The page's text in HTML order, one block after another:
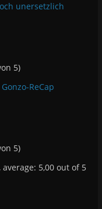
unersetzlich
5)
ReCap
5)